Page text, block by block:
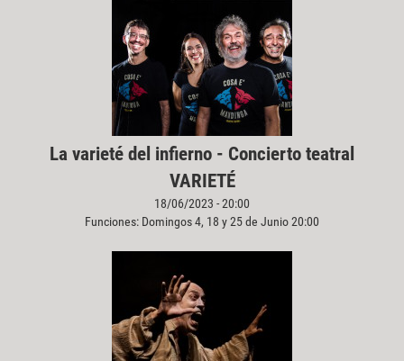
La varieté del infierno - Concierto teatral
VARIETÉ
18/06/2023 - 20:00
Funciones: Domingos 4, 18 y 25 de Junio 20:00